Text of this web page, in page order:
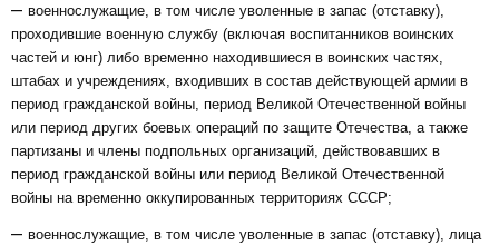
– военнослужащие, в том числе уволенные в запас (отставку),
проходившие военную службу (включая воспитанников воинских
частей и юнг) либо временно находившиеся в воинских частях,
штабах и учреждениях, входивших в состав действующей армии в
период гражданской войны, период Великой Отечественной войны
или период других боевых операций по защите Отечества, а также
партизаны и члены подпольных организаций, действовавших в
период гражданской войны или период Великой Отечественной
войны на временно оккупированных территориях СССР;
– военнослужащие, в том числе уволенные в запас (отставку), лица